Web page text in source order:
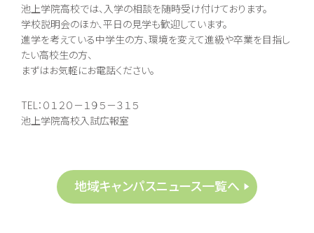
池上学院高校では、入学の相談を随時受け付けております。
学校説明会のほか、平日の見学も歓迎しています。
進学を考えている中学生の方、環境を変えて進級や卒業を目指し
たい高校生の方、
まずはお気軽にお電話ください。
TEL：０１２０－１９５－３１５
池上学院高校入試広報室
地域キャンパスニュース一覧へ